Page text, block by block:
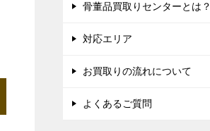
骨董品買取りセンターとは？
対応エリア
お買取りの流れについて
よくあるご質問